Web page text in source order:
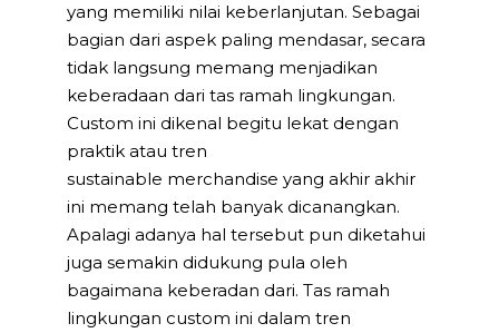
yang memiliki nilai keberlanjutan. Sebagai
bagian dari aspek paling mendasar, secara
tidak langsung memang menjadikan
keberadaan dari tas ramah lingkungan.
Custom ini dikenal begitu lekat dengan
praktik atau tren
sustainable merchandise yang akhir akhir
ini memang telah banyak dicanangkan.
Apalagi adanya hal tersebut pun diketahui
juga semakin didukung pula oleh
bagaimana keberadan dari. Tas ramah
lingkungan custom ini dalam tren